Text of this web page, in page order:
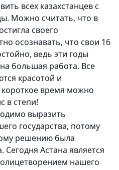
всех казахстанцев с
Можно считать, что в
своего
осознавать, что свои 16
ведь эти годы
большая работа. Все
красотой и
короткое время можно
в степи!
выразить
государства, потому
решению была
Сегодня Астана является
нашего